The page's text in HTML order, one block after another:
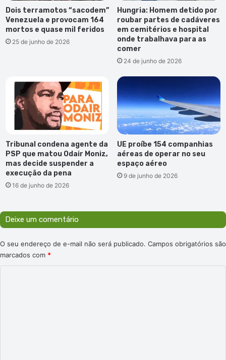
Dois terramotos “sacodem”
Venezuela e provocam 164
mortos e quase mil feridos
25 de junho de 2026
Hungria: Homem detido por
roubar partes de cadáveres
em cemitérios e hospital
onde trabalhava para as
comer
24 de junho de 2026
Tribunal condena agente da
PSP que matou Odair Moniz,
mas decide suspender a
execução da pena
16 de junho de 2026
UE proíbe 154 companhias
aéreas de operar no seu
espaço aéreo
9 de junho de 2026
Deixe um comentário
O seu endereço de e-mail não será publicado. Campos obrigatórios são
marcados com *